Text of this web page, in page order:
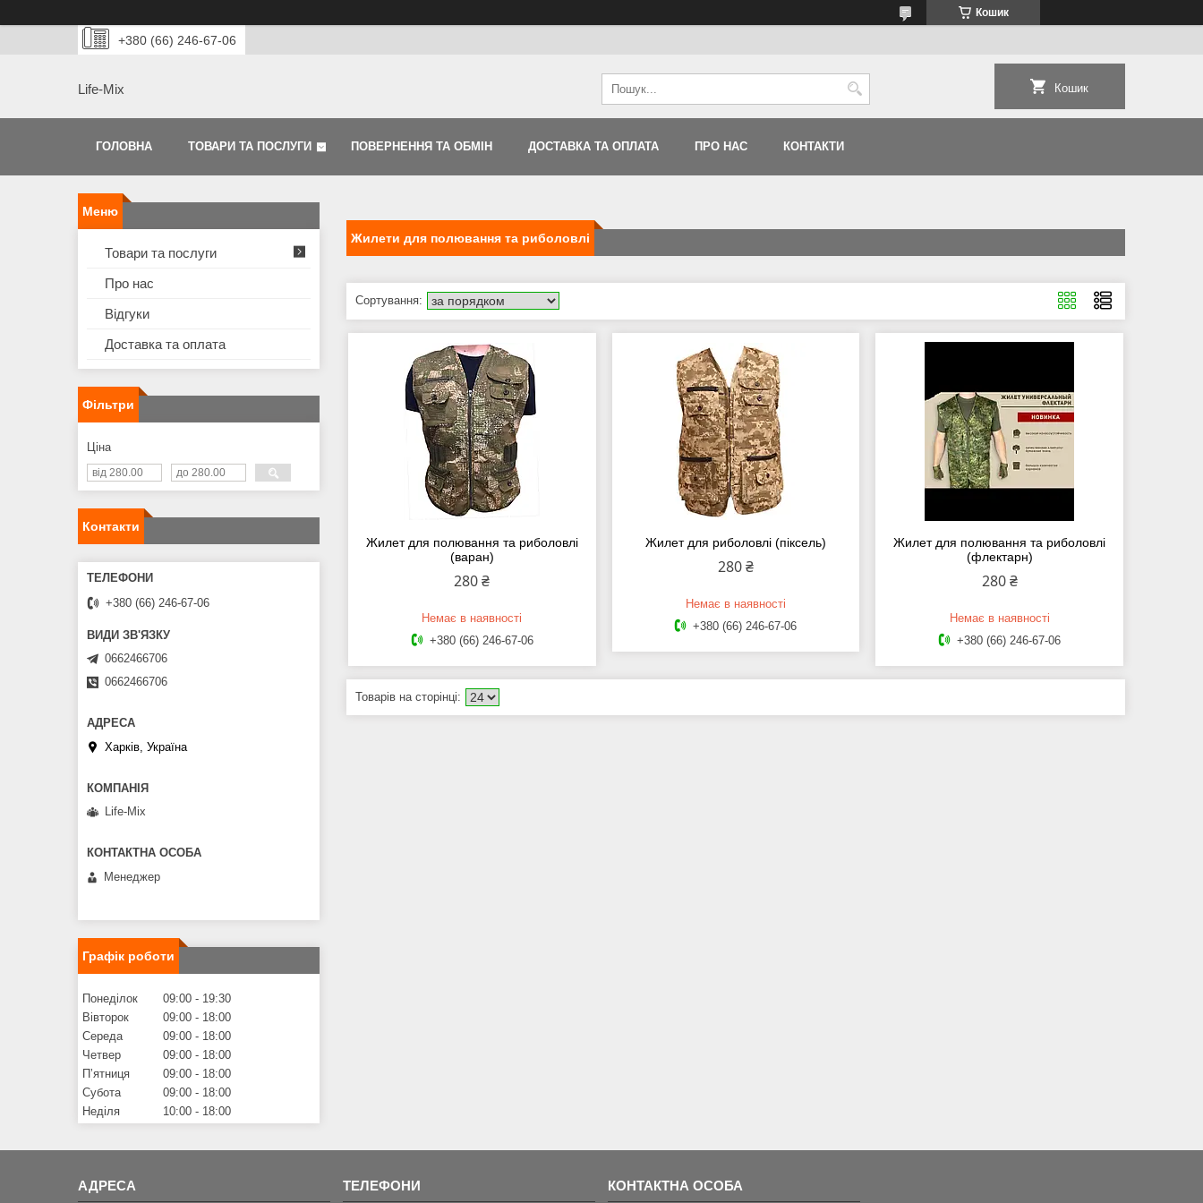
Кошик
+380 (66) 246-67-06
Life-Mix Кошик
ГОЛОВНА ТОВАРИ ТА ПОСЛУГИ ПОВЕРНЕННЯ ТА ОБМІН ДОСТАВКА ТА ОПЛАТА ПРО НАС КОНТАКТИ
Жилети для полювання та риболовлі
Жилет для полювання та риболовлі
(варан)
280 ₴
Немає в наявності
+380 (66) 246-67-06
Жилет для риболовлі (піксель)
280 ₴
Немає в наявності
+380 (66) 246-67-06
Жилет для полювання та риболовлі
(флектарн)
280 ₴
Немає в наявності
+380 (66) 246-67-06
Товари та послуги
Про нас
Відгуки
Доставка та оплата
Фільтри
Ціна
Контакти
+380 (66) 246-67-06
0662466706
0662466706
Харків, Україна
Life-Mix
Менеджер
Графік роботи
Понеділок 09:00
19:30
Вівторок
09:00
18:00
Середа
09:00
18:00
Четвер
09:00
18:00
Пʼятниця
09:00
18:00
Субота
09:00
18:00
Неділя
10:00 18:00